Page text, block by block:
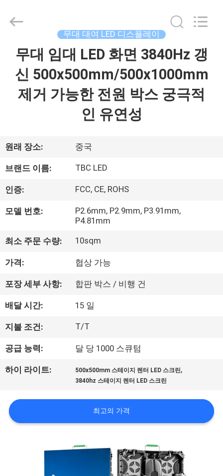
VR
쇼
우
리
에
대
공
장
여
품
무대 대여 LED 디스플레이
무대 임대 LED 화면 3840Hz 갱
신 500x500mm/500x1000mm
제거 가능한 전원 박스 궁극적
인 유연성
원래 장소: 중국
브랜드 이름: TBC LED
인증: FCC, CE, ROHS
모델 번호:
P2.6mm, P2.9mm, P3.91mm,
P4.81mm
최소 주문 수량: 10sqm
가격: 협상 가능
포장 세부 사항: 합판 박스 / 비행 건
배달 시간: 15 일
지불 조건: T/T
공급 능력: 달 당 1000 스큐텀
하이 라이트: 500x500mm 스테이지 렌터 LED 스크린,
3840hz 스테이지 렌터 LED 스크린
최고의 가격